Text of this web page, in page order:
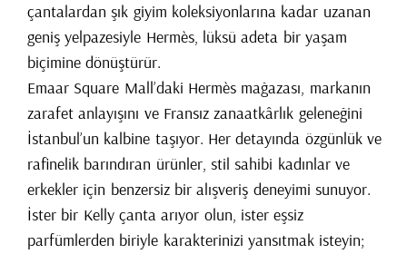
çantalardan şık giyim koleksiyonlarına kadar uzanan
geniş yelpazesiyle Hermès, lüksü adeta bir yaşam
biçimine dönüştürür.
Emaar Square Mall’daki Hermès mağazası, markanın
zarafet anlayışını ve Fransız zanaatkârlık geleneğini
İstanbul’un kalbine taşıyor. Her detayında özgünlük ve
rafinelik barındıran ürünler, stil sahibi kadınlar ve
erkekler için benzersiz bir alışveriş deneyimi sunuyor.
İster bir Kelly çanta arıyor olun, ister eşsiz
parfümlerden biriyle karakterinizi yansıtmak isteyin;